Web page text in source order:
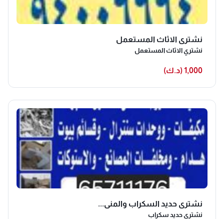
العملاء الراغبين في شراء التحف والانتيكات بأسعار عالية.
نشتري الاثاث المستعمل
نشتري الاثاث المستعمل
1,000 (د.ك)
نشتري حديد السكراب والمني...
نشتري حديد سكراب